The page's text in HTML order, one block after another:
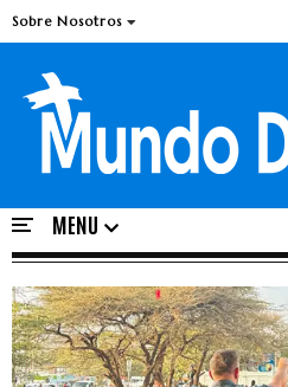
Sobre Nosotros